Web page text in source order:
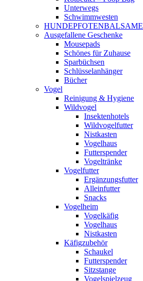
Unterwegs
Schwimmwesten
HUNDEPFOTENBALSAME
Ausgefallene Geschenke
Mousepads
Schönes für Zuhause
Sparbüchsen
Schlüsselanhänger
Bücher
Vogel
Reinigung & Hygiene
Wildvogel
Insektenhotels
Wildvogelfutter
Nistkasten
Vogelhaus
Futterspender
Vogeltränke
Vogelfutter
Ergänzungsfutter
Alleinfutter
Snacks
Vogelheim
Vogelkäfig
Vogelhaus
Nistkasten
Käfigzubehör
Schaukel
Futterspender
Sitzstange
Vogelspielzeug